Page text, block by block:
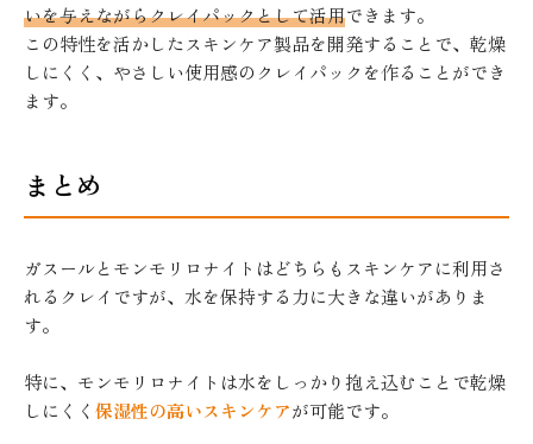
いを与えながらクレイパックとして活用できます。
この特性を活かしたスキンケア製品を開発することで、乾燥
しにくく、やさしい使用感のクレイパックを作ることができ
ます。
まとめ
ガスールとモンモリロナイトはどちらもスキンケアに利用さ
れるクレイですが、水を保持する力に大きな違いがありま
す。
特に、モンモリロナイトは水をしっかり抱え込むことで乾燥
しにくく 保湿性の高いスキンケアが可能です。